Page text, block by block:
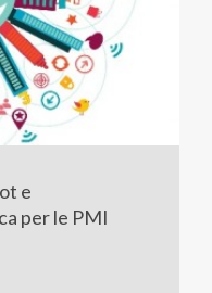
e
per le PMI